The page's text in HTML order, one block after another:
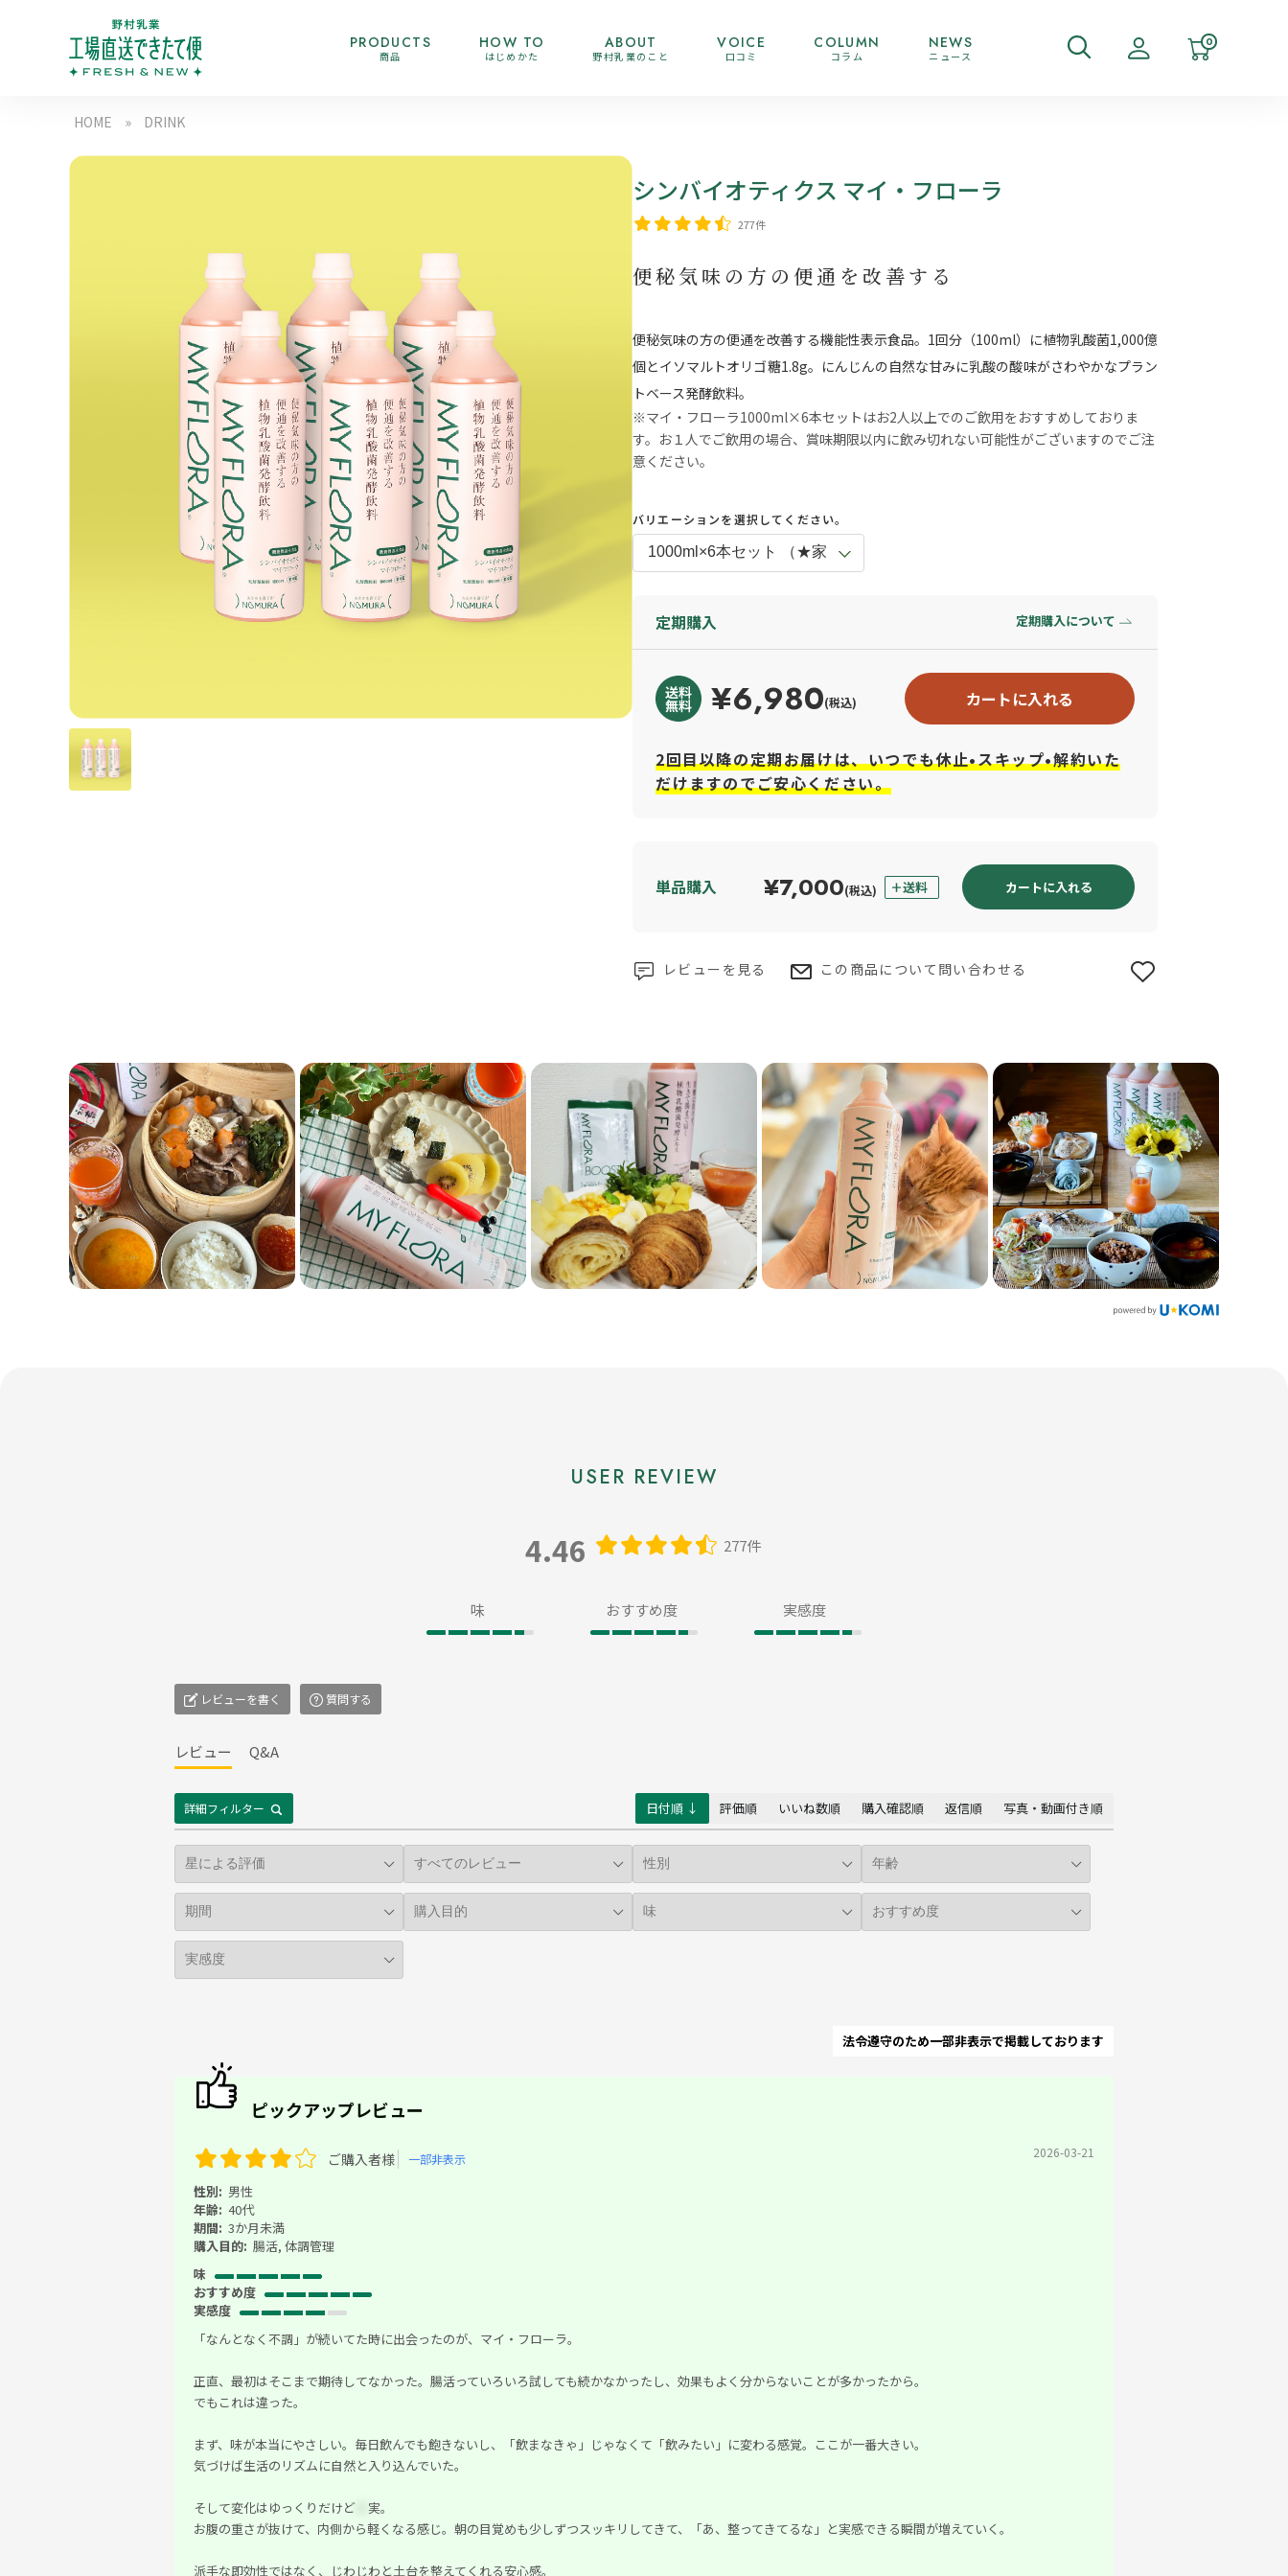
PRODUCTS
商品
HOW TO
はじめかた
ABOUT
野村乳業のこと
VOICE
口コミ
COLUMN
コラム
NEWS
ニュース
0
HOME » DRINK
シンバイオティクス マイ・フローラ
277件
便秘気味の方の便通を改善する
便秘気味の方の便通を改善する機能性表示食品。1回分（100ml）に植物乳酸菌1,000億
個とイソマルトオリゴ糖1.8g。にんじんの自然な甘みに乳酸の酸味がさわやかなプラン
トベース発酵飲料。
※マイ・フローラ1000ml×6本セットはお2人以上でのご飲用をおすすめしておりま
す。お１人でご飲用の場合、賞味期限以内に飲み切れない可能性がございますのでご注
意ください。
バリエーションを選択してください。
定期購入 定期購入について
¥6,980(税込) カートに入れる
2回目以降の定期お届けは、いつでも休止•スキップ•解約いた
だけますのでご安心ください。
単品購入 ¥7,000(税込) カートに入れる
レビューを見る この商品について問い合わせる
4.46 277件
味 おすすめ度 実感度
レビューを書く 質問する
レビュー Q&A
詳細フィルター 日付順 ↓ 評価順 いいね数順 購入確認順 返信順 写真・動画付き順
法令遵守のため一部非表示で掲載しております
ピックアップレビュー
ご購入者様 一部非表示 2026-03-21
性別: 男性
年齢: 40代
期間: 3か月未満
購入目的: 腸活, 体調管理
味
おすすめ度
実感度
「なんとなく不調」が続いてた時に出会ったのが、マイ・フローラ。
正直、最初はそこまで期待してなかった。腸活っていろいろ試しても続かなかったし、効果もよく分からないことが多かったから。
でもこれは違った。
まず、味が本当にやさしい。毎日飲んでも飽きないし、「飲まなきゃ」じゃなくて「飲みたい」に変わる感覚。ここが一番大きい。
気づけば生活のリズムに自然と入り込んでいた。
そして変化はゆっくりだけど
実。
お腹の重さが抜けて、内側から軽くなる感じ。朝の目覚めも少しずつスッキリしてきて、「あ、整ってきてるな」と実感できる瞬間が増えていく。
派手な即効性ではなく、じわじわと土台を整えてくれる安心感。